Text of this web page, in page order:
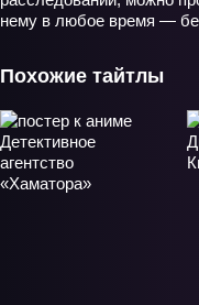
нему в любое время —
Похожие тайтлы